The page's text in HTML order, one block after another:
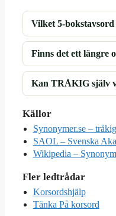
Vilket 5-
Finns det ett längre
Kan TRÅKIG själv
Källor
Synonymer.se – tråkig
SAOL – Svenska
Wikipedia – Synonym
Fler ledtrådar
Korsordshjälp
Tänka På korsord